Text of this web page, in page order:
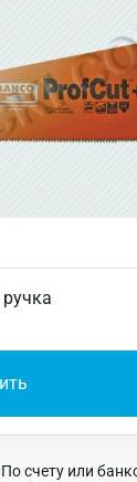
По счету или